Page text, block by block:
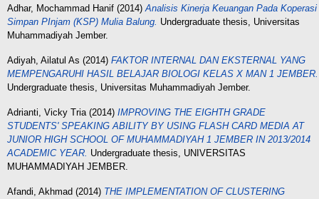
Adhar, Mochammad Hanif (2014)Analisis Kinerja Keuangan Pada Koperasi
Simpan PInjam (KSP) Mulia Balung. Undergraduate thesis, Universitas
Muhammadiyah Jember.
Adiyah, Ailatul As (2014) FAKTOR INTERNAL DAN EKSTERNAL YANG
MEMPENGARUHI HASIL BELAJAR BIOLOGI KELAS X MAN 1 JEMBER.
Undergraduate thesis, Universitas Muhammadiyah Jember.
Adrianti, Vicky Tria(2014) IMPROVING THE EIGHTH GRADE
STUDENTS' SPEAKING ABILITY BY USING FLASH CARD MEDIA AT
JUNIOR HIGH SCHOOL OF MUHAMMADIYAН 1 ЈЕМBER IN 2013/2014
ACADEMIC YEAR. Undergraduate thesis, UNIVERSITAS
MUHAMMADIYAH JEMBER.
Afandi, Akhmad (2014) THE IMPLEMENTATION OF CLUSTERING